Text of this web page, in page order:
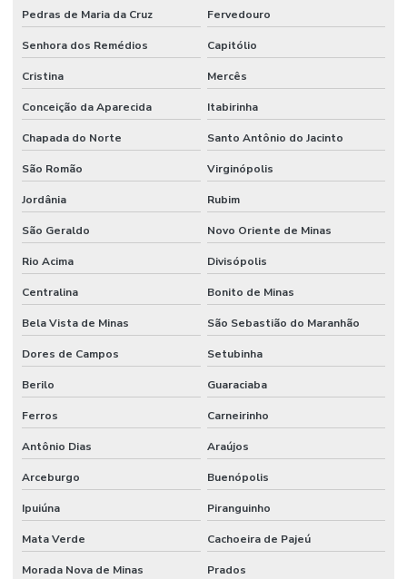
Pedras de Maria da Cruz Fervedouro
Senhora dos Remédios Capitólio
Cristina Mercês
Conceição da Aparecida Itabirinha
Chapada do Norte Santo Antônio do Jacinto
São Romão Virginópolis
Jordânia Rubim
São Geraldo Novo Oriente de Minas
Rio Acima Divisópolis
Centralina Bonito de Minas
Bela Vista de Minas São Sebastião do Maranhão
Dores de Campos Setubinha
Berilo Guaraciaba
Ferros Carneirinho
Antônio Dias Araújos
Arceburgo Buenópolis
Ipuiúna Piranguinho
Mata Verde Cachoeira de Pajeú
Morada Nova de Minas Prados